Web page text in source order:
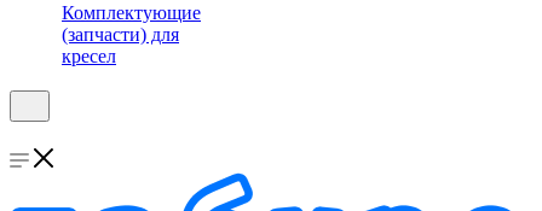
Комплектующие
(запчасти) для
кресел